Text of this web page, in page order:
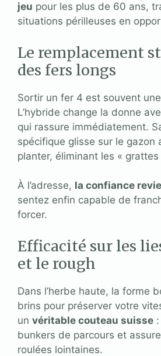
jeu pour les plus de 60 ans,
situations périlleuses en
Le remplacement
des fers longs
Sortir un fer 4 est souvent
L’hybride change la donne
qui rassure immédiatement.
spécifique glisse sur le gazon
planter, éliminant les «
À l’adresse, la confiance
sentez enfin capable de
forcer.
Efficacité sur les
et le rough
Dans l’herbe haute, la forme
brins pour préserver votre
un véritable couteau suisse
bunkers de parcours et
roulées lointaines.